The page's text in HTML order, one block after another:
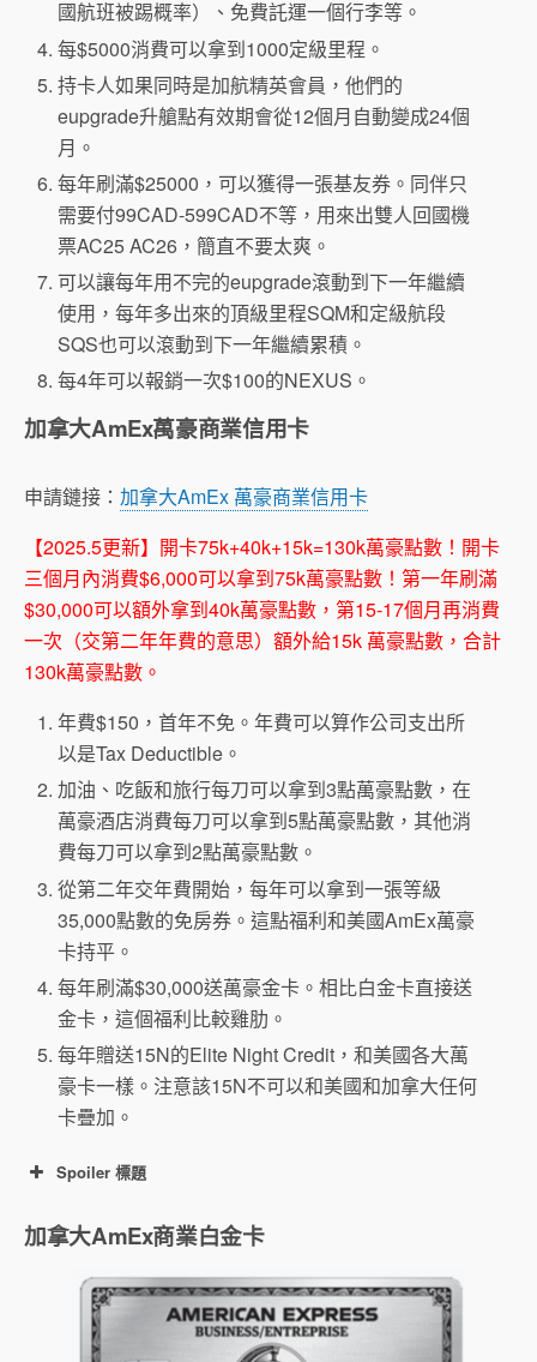
國航班被踢概率）、免費託運一個行李等。
每$5000消費可以拿到1000定級里程。
持卡人如果同時是加航精英會員，他們的
eupgrade升艙點有效期會從12個月自動變成24個
月。
每年刷滿$25000，可以獲得一張基友券。同伴只
需要付99CAD-599CAD不等，用來出雙人回國機
票AC25 AC26，簡直不要太爽。
可以讓每年用不完的eupgrade滾動到下一年繼續
使用，每年多出來的頂級里程SQM和定級航段
SQS也可以滾動到下一年繼續累積。
每4年可以報銷一次$100的NEXUS。
加拿大AmEx萬豪商業信用卡
申請鏈接： 加拿大AmEx 萬豪商業信用卡
【2025.5更新】開卡75k+40k+15k=130k萬豪點數！開卡
三個月內消費$6,000可以拿到75k萬豪點數！第一年刷滿
$30,000可以額外拿到40k萬豪點數，第15-17個月再消費
一次（交第二年年費的意思）額外給15k 萬豪點數，合計
130k萬豪點數。
年費$150，首年不免。年費可以算作公司支出所
以是Tax Deductible。
加油、吃飯和旅行每刀可以拿到3點萬豪點數，在
萬豪酒店消費每刀可以拿到5點萬豪點數，其他消
費每刀可以拿到2點萬豪點數。
從第二年交年費開始，每年可以拿到一張等級
35,000點數的免房券。這點福利和美國AmEx萬豪
卡持平。
每年刷滿$30,000送萬豪金卡。相比白金卡直接送
金卡，這個福利比較雞肋。
每年贈送15N的Elite Night Credit，和美國各大萬
豪卡一樣。注意該15N不可以和美國和加拿大任何
卡疊加。
Spoiler 標題
加拿大AmEx商業白金卡